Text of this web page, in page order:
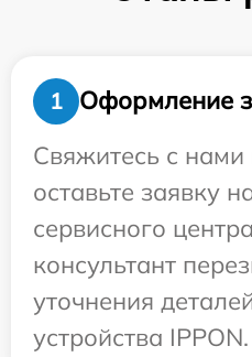
1
Оформление
Свяжитесь с
оставьте заявку
сервисного
консультант
уточнения
устройства IPPON.